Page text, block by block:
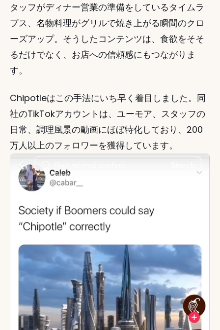
タッフがディナー営業の準備をしているタイムラ
プス、名物料理がグリルで焼き上がる瞬間のクロ
ーズアップ。そうしたコンテンツは、食欲をそそ
るだけでなく、お店への信頼感にもつながりま
す。
Chipotleはこの手法にいち早く着目しました。同
社のTikTokアカウントは、ユーモア、スタッフの
日常、調理風景の動画にほぼ特化しており、200
万人以上のフォロワーを獲得しています。